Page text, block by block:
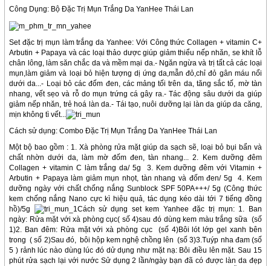
Công Dụng: Bộ Đặc Trị Mụn Trắng Da YanHee Thái Lan
Set đặc trị mụn làm trắng da Yanhee: Với Công thức Collagen + vitamin C+
Arbutin + Papaya và các loại thảo dược giúp giảm thiểu nếp nhăn, se khít lỗ
chân lông, làm săn chắc da và mềm mại da.- Ngăn ngừa và trị tất cả các loại
mụn,làm giảm và loại bỏ hiện tượng dị ứng da,mẫn đỏ,chỉ đỏ gân máu nổi
dưới da...- Loại bỏ các đốm đen, các mảng tối trên da, tăng sắc tố, mờ tàn
nhang, vết sẹo và rỗ do mụn trứng cá gây ra.- Tác động sâu dưới da giúp
giảm nếp nhăn, trẻ hoá làn da.- Tái tạo, nuôi dưỡng lại làn da giúp da căng,
mịn không tì vết...
Cách sử dụng: Combo Đặc Trị Mụn Trắng Da YanHee Thái Lan
Một bộ bao gồm : 1. Xà phòng rửa mặt giúp da sạch sẽ, loại bỏ bụi bẩn và
chất nhờn dưới da, làm mờ đốm đen, tàn nhang... 2. Kem dưỡng đêm
Collagen + vitamin C làm trắng da/ 5g 3. Kem dưỡng đêm với Vitamin +
Arbutin + Papaya làm giảm mụn nhọt, tàn nhang và đốm đen/ 5g 4. Kem
dưỡng ngày với chất chống nắng Sunblock SPF 50PA+++/ 5g (Công thức
kem chống nắng Nano cực kì hiệu quả, tác dụng kéo dài tới 7 tiếng đồng
hồ)/5g
Cách sử dụng set kem Yanhee đặc trị mụn: 1. Ban
ngày: Rửa mặt với xà phòng cục( số 4)sau đó dùng kem màu trắng sữa (số
1)2. Ban đêm: Rửa mặt với xà phòng cục (số 4)Bôi lót lớp gel xanh bên
trong ( số 2)Sau đó, bôi hộp kem nghệ chồng lên (số 3)3.Tuýp nha đam (số
5 ) rảnh lúc nào dùng lúc đó dử dụng như mặt nạ: Bôi điều lên mặt. Sau 15
phút rửa sạch lại với nước Sử dụng 2 lần/ngày bạn đã có được làn da đẹp